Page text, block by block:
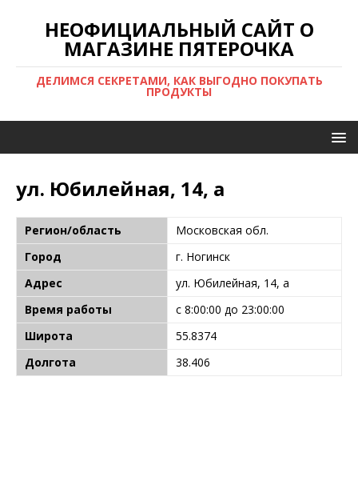
НЕОФИЦИАЛЬНЫЙ САЙТ О
МАГАЗИНЕ ПЯТЕРОЧКА
ДЕЛИМСЯ СЕКРЕТАМИ, КАК ВЫГОДНО ПОКУПАТЬ
ПРОДУКТЫ
ул. Юбилейная, 14, а
Регион/область
Московская обл.
Город
г. Ногинск
Адрес
ул. Юбилейная, 14, а
Время работы
с 8:00:00 до 23:00:00
Широта
55.8374
Долгота
38.406